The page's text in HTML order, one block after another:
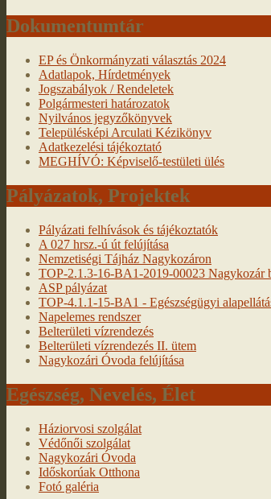
Dokumentumtár
EP és Önkormányzati választás 2024
Adatlapok, Hírdetmények
Jogszabályok / Rendeletek
Polgármesteri határozatok
Nyilvános jegyzőkönyvek
Településképi Arculati Kézikönyv
Adatkezelési tájékoztató
MEGHÍVÓ: Képviselő-testületi ülés
Pályázatok, Projektek
Pályázati felhívások és tájékoztatók
A 027 hrsz.-ú út felújítása
Nemzetiségi Tájház Nagykozáron
TOP-2.1.3-16-BA1-2019-00023 Nagykozár
ASP pályázat
TOP-4.1.1-15-BA1 - Egészségügyi
Napelemes rendszer
Belterületi vízrendezés
Belterületi vízrendezés II. ütem
Nagykozári Óvoda felújítása
Egészség, Nevelés, Élet
Háziorvosi szolgálat
Védőnői szolgálat
Nagykozári Óvoda
Időskorúak Otthona
Fotó galéria